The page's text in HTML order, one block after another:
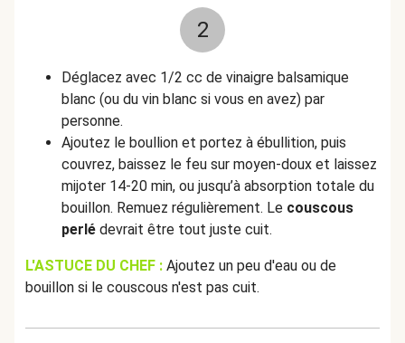
2
Déglacez avec 1/2 cc de vinaigre balsamique
blanc (ou du vin blanc si vous en avez) par
personne.
Ajoutez le boullion et portez à ébullition, puis
couvrez, baissez le feu sur moyen-doux et laissez
mijoter 14-20 min, ou jusqu’à absorption totale du
bouillon. Remuez régulièrement. Le couscous
perlé devrait être tout juste cuit.
L'ASTUCE DU CHEF : Ajoutez un peu d'eau ou de
bouillon si le couscous n'est pas cuit.